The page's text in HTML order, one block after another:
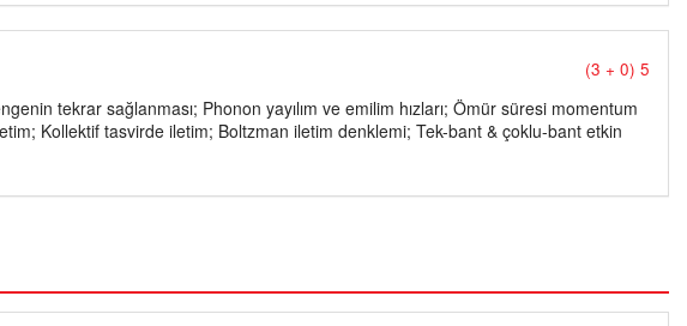
(3 + 0) 5
tekrar sağlanması; Phonon yayılım ve emilim hızları; Ömür süresi momentum
Kollektif tasvirde iletim; Boltzman iletim denklemi; Tek-bant & çoklu-bant etkin